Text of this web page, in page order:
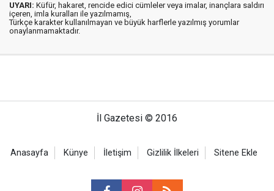
UYARI: Küfür, hakaret, rencide edici cümleler veya imalar, inançlara saldırı
içeren, imla kuralları ile yazılmamış,
Türkçe karakter kullanılmayan ve büyük harflerle yazılmış yorumlar
onaylanmamaktadır.
İl Gazetesi © 2016
Anasayfa Künye İletişim Gizlilik İlkeleri Sitene Ekle